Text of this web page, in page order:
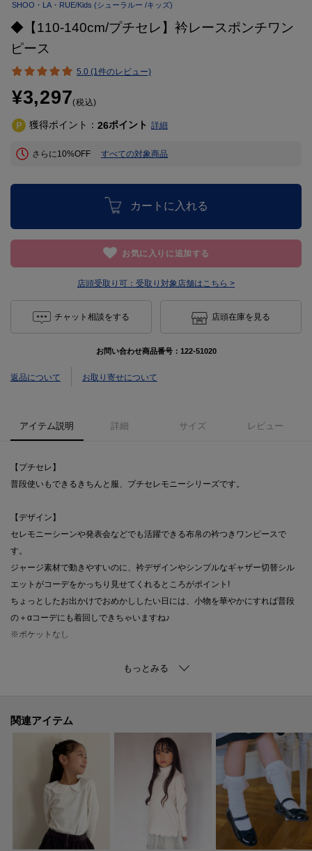
SHOO・LA・RUE/Kids (シューラルー /キッズ)
◆【110-140cm/プチセレ】衿レースポンチワン
ピース
5.0 (1件のレビュー)
¥3,297(税込)
獲得ポイント： 26ポイント 詳細
さらに10%OFF すべての対象商品
カートに入れる
お気に入りに追加する
店頭受取り可： 受取り対象店舗はこちら >
チャット相談をする 店頭在庫を見る
お問い合わせ商品番号： 122-51020
返品について お取り寄せについて
アイテム説明 詳細 サイズ レビュー
【プチセレ】
普段使いもできるきちんと服、プチセレモニーシリーズです。
【デザイン】
セレモニーシーンや発表会などでも活躍できる布帛の衿つきワンピースで
す。
ジャージ素材で動きやすいのに、衿デザインやシンプルなギャザー切替シル
エットがコーデをかっちり見せてくれるところがポイント!
ちょっとしたお出かけでおめかししたい日には、小物を華やかにすれば普段
の＋αコーデにも着回しできちゃいますね♪
※ポケットなし
※裏地なし
【カラー補足】
ﾌﾞﾗｯｸ(019)＝ﾌﾞﾗｯｸ(819)
※追加生産分のためカラー番号は異なりますが、同じカラーです。
ーーーーーーーーーーーーーーーーーーーーーーーーーーーー
■気になるアイテムは『お気に入り登録』がおすすめです！■
関連アイテム